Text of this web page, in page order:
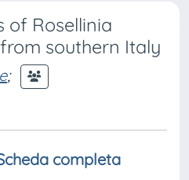
of Rosellinia
southern Italy
;
completa